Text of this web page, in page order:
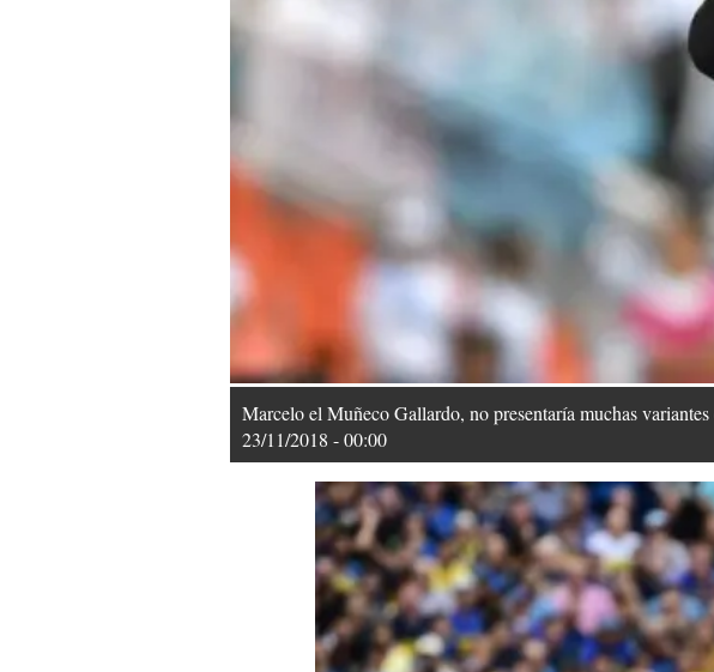
Marcelo el Muñeco Gallardo, no presentaría muchas
23/11/2018 - 00:00